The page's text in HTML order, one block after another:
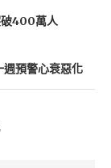
破400萬人
預警心衰惡化